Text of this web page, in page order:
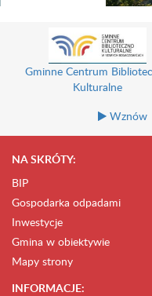
Gminne Centrum
Kulturalne
Wznów
NA SKRÓTY:
BIP
Gospodarka odpadami
Inwestycje
Gmina w obiektywie
Mapy strony
INFORMACJE: